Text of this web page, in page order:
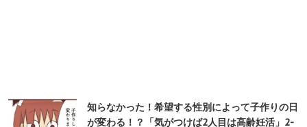
知らなかった！希望する性別によって子作りの日
が変わる！？「気がつけば2人目は高齢妊活」2-